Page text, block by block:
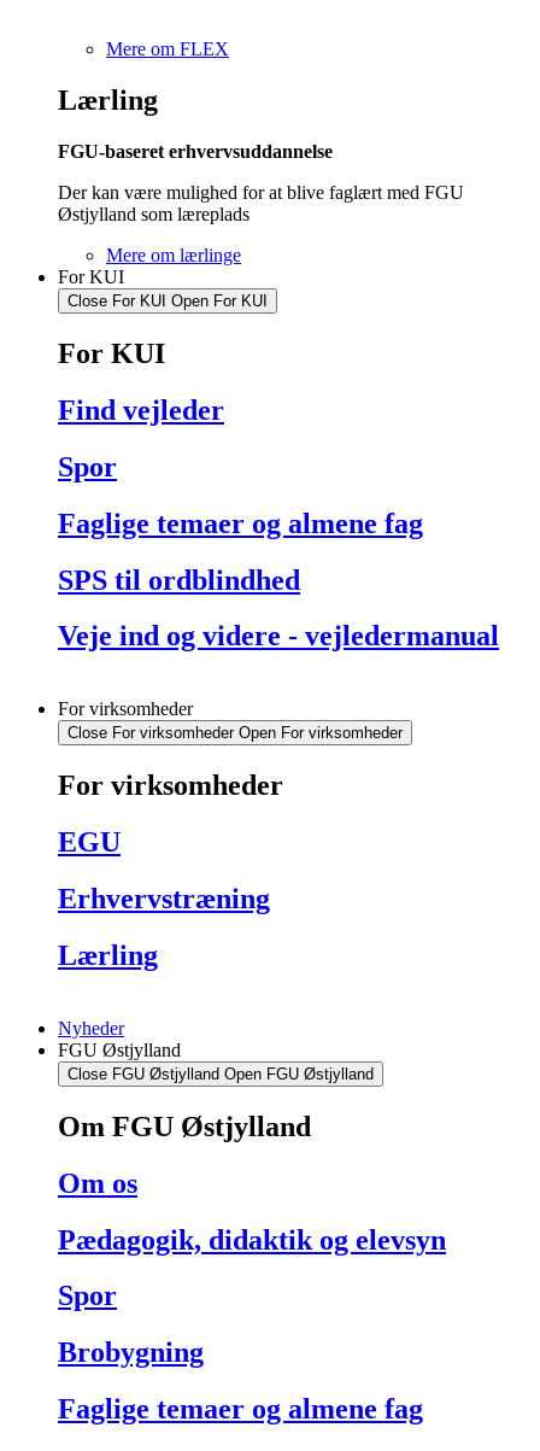
Mere om FLEX
Lærling
FGU-baseret erhvervsuddannelse
Der kan være mulighed for at blive faglært med FGU
Østjylland som læreplads
Mere om lærlinge
For KUI
Close For KUI Open For KUI
For KUI
Find vejleder
Spor
Faglige temaer og almene fag
SPS til ordblindhed
Veje ind og videre - vejledermanual
For virksomheder
Close For virksomheder Open For virksomheder
For virksomheder
EGU
Erhvervstræning
Lærling
Nyheder
FGU Østjylland
Close FGU Østjylland Open FGU Østjylland
Om FGU Østjylland
Om os
Pædagogik, didaktik og elevsyn
Spor
Brobygning
Faglige temaer og almene fag